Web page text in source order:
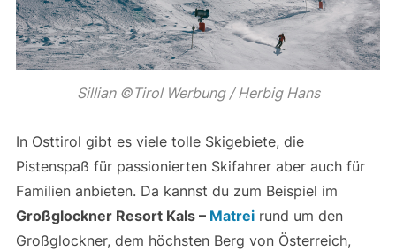
Sillian ©Tirol Werbung / Herbig Hans
In Osttirol gibt es viele tolle Skigebiete, die
Pistenspaß für passionierten Skifahrer aber auch für
Familien anbieten. Da kannst du zum Beispiel im
Großglockner Resort Kals – Matreirund um den
Großglockner, dem höchsten Berg von Österreich,